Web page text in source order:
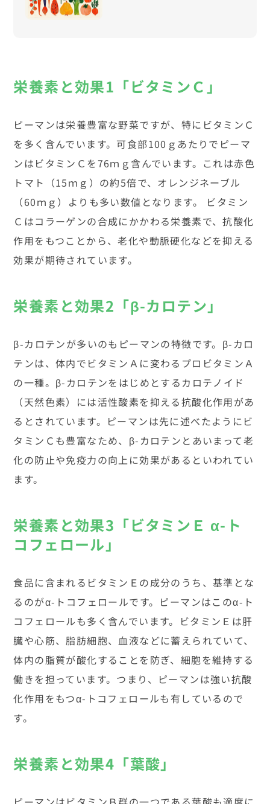
栄養素と効果1「ビタミンＣ」
ピーマンは栄養豊富な野菜ですが、特にビタミンＣ
を多く含んでいます。可食部100ｇあたりでピーマ
ンはビタミンＣを76ｍｇ含んでいます。これは赤色
トマト（15ｍｇ）の約5倍で、オレンジネーブル
（60ｍｇ）よりも多い数値となります。 ビタミン
Ｃはコラーゲンの合成にかかわる栄養素で、抗酸化
作用をもつことから、老化や動脈硬化などを抑える
効果が期待されています。
栄養素と効果2「β-カロテン」
β-カロテンが多いのもピーマンの特徴です。β-カロ
テンは、体内でビタミンＡに変わるプロビタミンＡ
の一種。β-カロテンをはじめとするカロテノイド
（天然色素）には活性酸素を抑える抗酸化作用があ
るとされています。ピーマンは先に述べたようにビ
タミンＣも豊富なため、β-カロテンとあいまって老
化の防止や免疫力の向上に効果があるといわれてい
ます。
栄養素と効果3「ビタミンＥ α-ト
コフェロール」
食品に含まれるビタミンＥの成分のうち、基準とな
るのがα-トコフェロールです。ピーマンはこのα-ト
コフェロールも多く含んでいます。ビタミンＥは肝
臓や心筋、脂肪細胞、血液などに蓄えられていて、
体内の脂質が酸化することを防ぎ、細胞を維持する
働きを担っています。つまり、ピーマンは強い抗酸
化作用をもつα-トコフェロールも有しているので
す。
栄養素と効果4「葉酸」